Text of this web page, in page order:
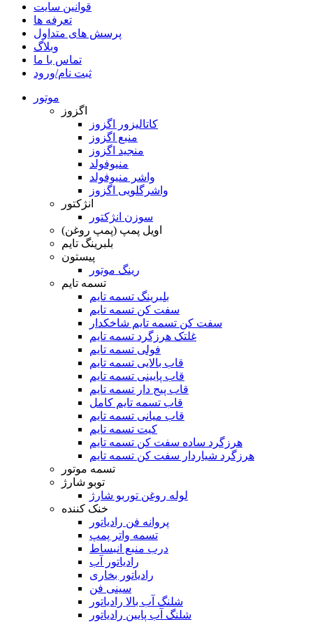
قوانین سایت
تعرفه ها
پرسش های متداول
وبلاگ
تماس با ما
ثبت نام/ورود
موتور
اگزوز
کاتالیزور اگزوز
منبع اگزوز
منجید اگزوز
منیوفولد
واشر منیوفولد
واشرگلویی اگزوز
انژکتور
سوزن انژکتور
اویل پمپ (پمپ روغن)
بلبرینگ تایم
پیستون
رینگ موتور
تسمه تایم
بلبرینگ تسمه تایم
سفت کن تسمه تایم
سفت کن تسمه تایم شاخکدار
غلتک هرزگرد تسمه تایم
فولی تسمه تایم
قاب بالایی تسمه تایم
قاب پایینی تسمه تایم
قاب پیج دار تسمه تایم
قاب تسمه تایم کامل
قاب میانی تسمه تایم
کیت تسمه تایم
هرزگرد ساده سفت کن تسمه تایم
هرزگرد شیاردار سفت کن تسمه تایم
تسمه موتور
توبو شارژ
لوله روغن توربو شارژ
خنک کننده
پروانه فن رادیاتور
تسمه واتر پمپ
درب منبع انبساط
رادیاتور آب
رادیاتور بخاری
سینی فن
شلنگ آب بالا رادیاتور
شلنگ آب پایین رادیاتور